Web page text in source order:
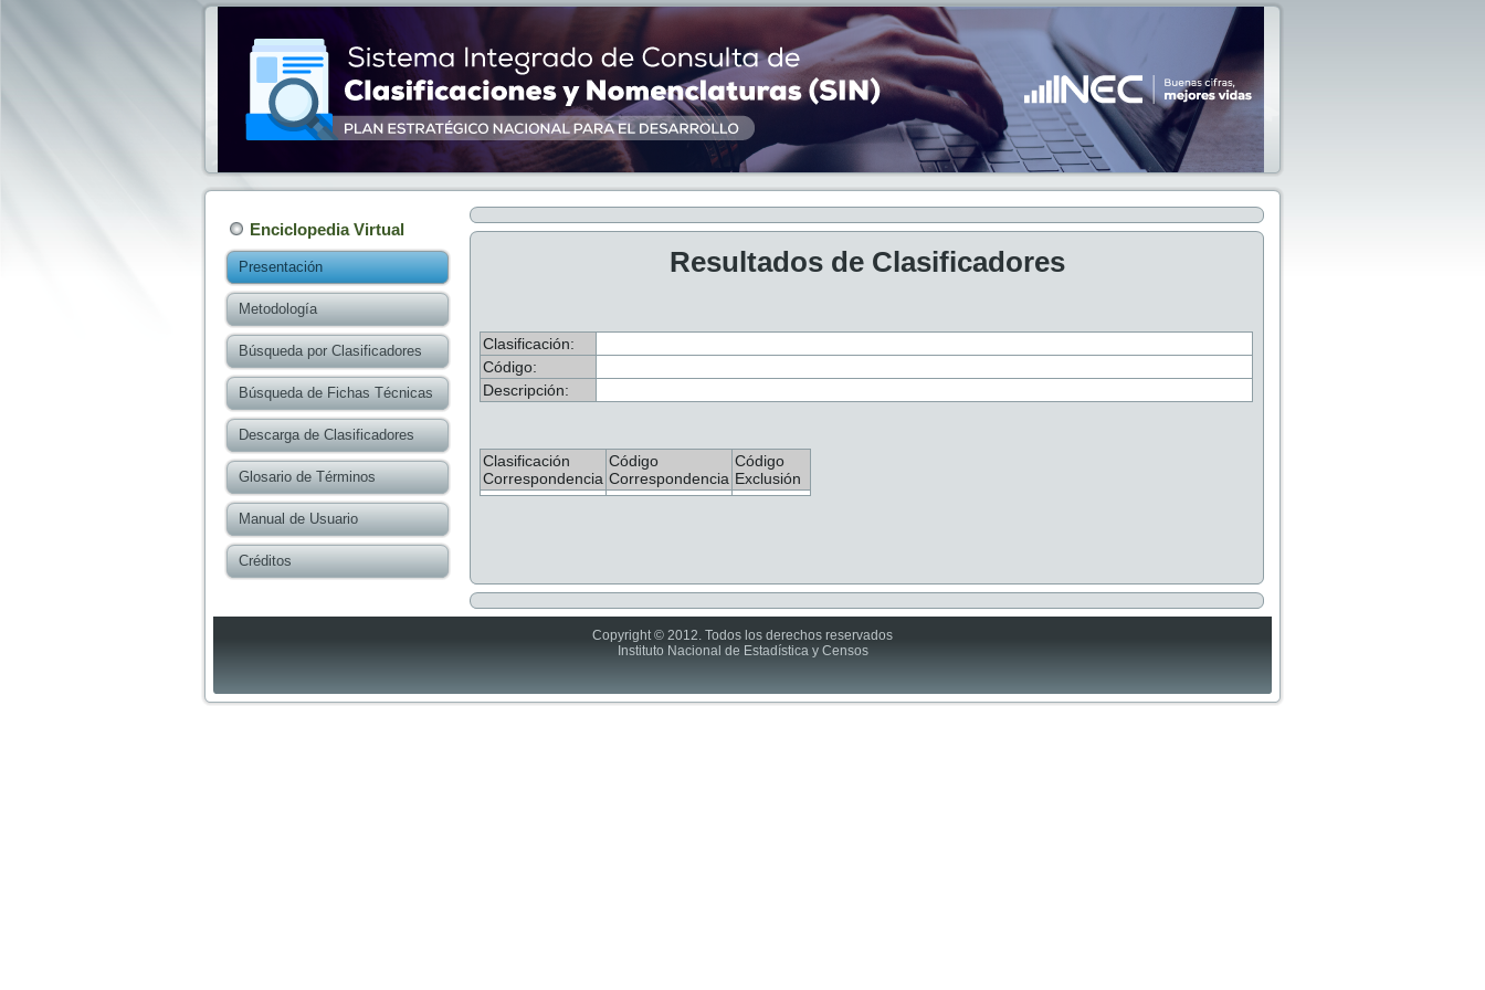
Enciclopedia Virtual
Presentación
Metodología
Búsqueda por Clasificadores
Búsqueda de Fichas Técnicas
Descarga de Clasificadores
Glosario de Términos
Manual de Usuario
Créditos
Resultados de Clasificadores
Clasificación:
Código:
Descripción:
Clasificación
Correspondencia
Código
Correspondencia
Código
Exclusión
Copyright © 2012. Todos los derechos reservados
Instituto Nacional de Estadística y Censos